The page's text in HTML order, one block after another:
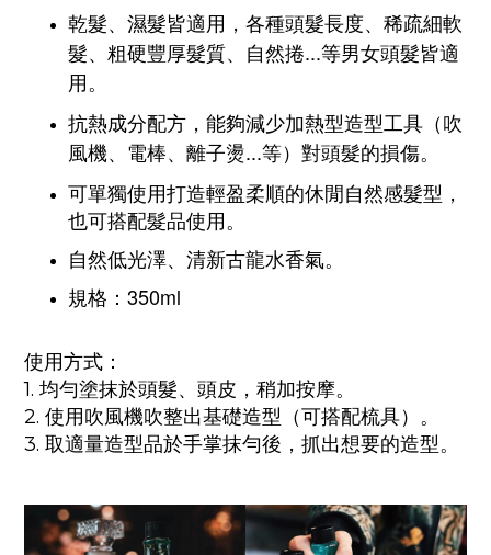
乾髮、濕髮皆適用， 各種頭髮長度、稀疏細軟
髮、粗硬豐厚髮質、自然捲...等男女頭髮皆適
用。
抗熱成分配方，能夠減少加熱型造型工具（吹
風機、電棒、離子燙...等）對頭髮的損傷。
可單獨使用打造輕盈柔順的休閒自然感髮型，
也可搭配髮品使用。
自然低光澤、清新古龍水香氣。
規格：350ml
使用方式：
1. 均勻塗抹於頭髮、頭皮，稍加按摩。
2. 使用吹風機吹整出基礎造型（可搭配梳具）。
3. 取適量造型品於手掌抹勻後，抓出想要的造型。